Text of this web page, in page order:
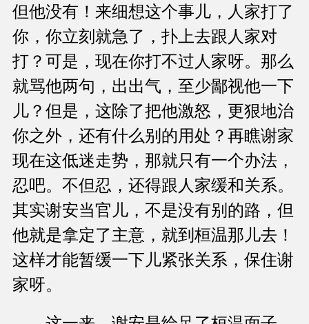
但他没有！来细想这个事儿，人家打了
你，你立刻就急了，扑上去跟人家对
打？可是，现在你打不过人家呀。那么
就骂他两句，出出气，至少鄙视他一下
儿？但是，这除了把他激怒，更狠地治
你之外，还有什么别的用处？再瞧谢家
现在这低迷走势，那就只有一个办法，
忍吧。不但忍，还得跟人家缓和关系。
其实谢安当官儿，不是没有别的路，但
他就是拿定了主意，就到桓温那儿去！
这样才能暂缓一下儿紧张关系，保住谢
家呀。